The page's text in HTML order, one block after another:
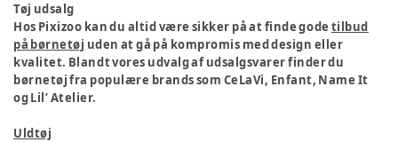
Tøj udsalg
Hos Pixizoo kan du altid være sikker på at finde gode tilbud
på børnetøj uden at gå på kompromis med design eller
kvalitet. Blandt vores udvalg af udsalgsvarer finder du
børnetøj fra populære brands som CeLaVi, Enfant, Name It
og Lil’ Atelier.
Uldtøj